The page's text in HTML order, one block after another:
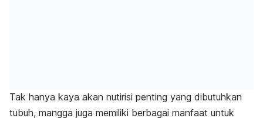
Tak hanya kaya akan nutirisi penting yang dibutuhkan
tubuh, mangga juga memiliki berbagai manfaat untuk